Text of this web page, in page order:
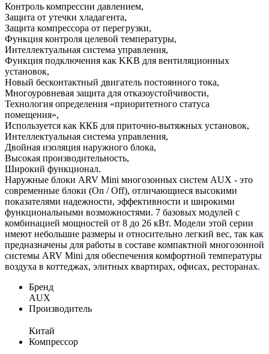
Контроль компрессии давлением,
Защита от утечки хладагента,
Защита компрессора от перегрузки,
Функция контроля целевой температуры,
Интеллектуальная система управления,
Функция подключения как KKB для вентиляционных
установок,
Новый бесконтактный двигатель постоянного тока,
Многоуровневая защита для отказоустойчивости,
Технология определения «приоритетного статуса
помещения»,
Используется как ККБ для приточно-вытяжных установок,
Интеллектуальная система управления,
Двойная изоляция наружного блока,
Высокая производительность,
Широкий функционал.
Наружные блоки ARV Mini многозонных систем AUX - это
современные блоки (On / Off), отличающиеся высокими
показателями надежности, эффективности и широкими
функциональными возможностями. 7 базовых модулей с
комбинацией мощностей от 8 до 26 кВт. Модели этой серии
имеют небольшие размеры и относительно легкий вес, так как
предназначены для работы в составе компактной многозонной
системы ARV Mini для обеспечения комфортной температуры
воздуха в коттеджах, элитных квартирах, офисах, ресторанах.
Бренд
AUX
Производитель
Китай
Компрессор